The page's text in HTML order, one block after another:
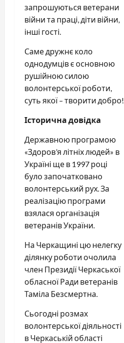
запрошуються ветерани
війни та праці, діти війни,
інші гості.
Саме дружнє коло
однодумців є основною
рушійною силою
волонтерської роботи,
суть якої – творити добро!
Історична довідка
Державною програмою
«Здоров’я літніх людей» в
Україні ще в 1997 році
було започатковано
волонтерський рух. За
реалізацію програми
взялася організація
ветеранів України.
На Черкащині цю нелегку
ділянку роботи очолила
член Президії Черкаської
обласної Ради ветеранів
Таміла Безсмертна.
Сьогодні розмах
волонтерської діяльності
в Черкаській області